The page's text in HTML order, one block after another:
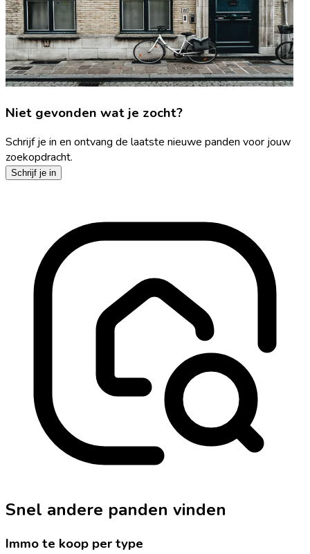
Niet gevonden wat je zocht?
Schrijf je in en ontvang de laatste nieuwe panden voor jouw
zoekopdracht.
Schrijf je in
Snel andere panden vinden
Immo te koop per type